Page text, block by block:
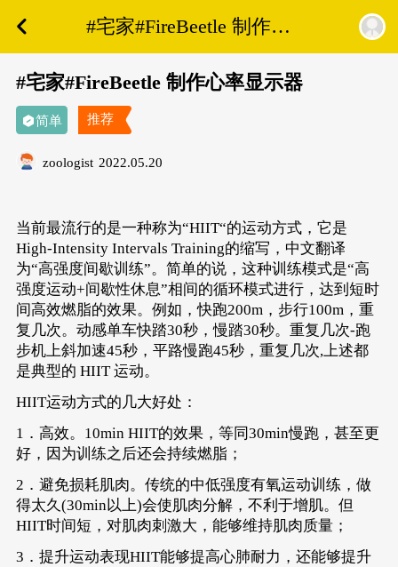
#宅家#FireBeetle 制作心
率显示器
#宅家#FireBeetle 制作心率显示器
简单 推荐
zoologist 2022.05.20
当前最流行的是一种称为“HIIT“的运动方式，它是
High-Intensity Intervals Training的缩写，中文翻译
为“高强度间歇训练”。简单的说，这种训练模式是“高
强度运动+间歇性休息”相间的循环模式进行，达到短时
间高效燃脂的效果。例如，快跑200m，步行100m，重
复几次。动感单车快踏30秒，慢踏30秒。重复几次-跑
步机上斜加速45秒，平路慢跑45秒，重复几次,上述都
是典型的 HIIT 运动。
HIIT运动方式的几大好处：
1．高效。10min HIIT的效果，等同30min慢跑，甚至更
好，因为训练之后还会持续燃脂；
2．避免损耗肌肉。传统的中低强度有氧运动训练，做
得太久(30min以上)会使肌肉分解，不利于增肌。但
HIIT时间短，对肌肉刺激大，能够维持肌肉质量；
3．提升运动表现HIIT能够提高心肺耐力，还能够提升